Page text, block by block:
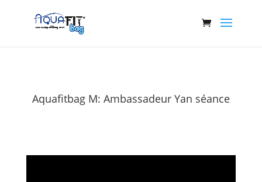
Aquafitbag M: Ambassadeur Yan séance